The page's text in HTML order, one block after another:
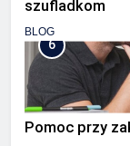
szufladkom
BLOG
6
Pomoc przy